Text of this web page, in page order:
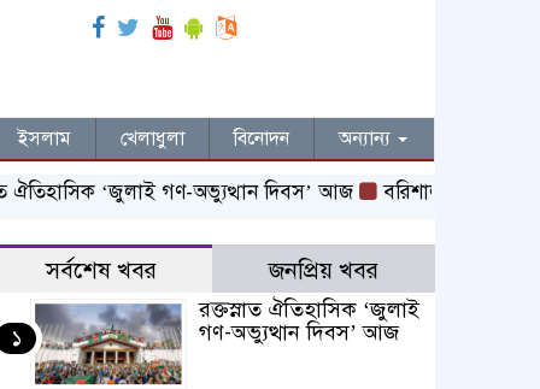
ইসলাম খেলাধুলা বিনোদন অন্যান্য
‌‘জুলাই গণ-অভ্যুত্থান দিবস’ আজ বরিশালসহ রেলসেবা
সর্বশেষ খবর জনপ্রিয় খবর
১
রক্তস্নাত ঐতিহাসিক ‌‘জুলাই
গণ-অভ্যুত্থান দিবস’ আজ